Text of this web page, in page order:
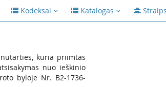
Kodeksai Katalogas
kuria priimtas
nuo ieškinio
byloje Nr. B2-1736-